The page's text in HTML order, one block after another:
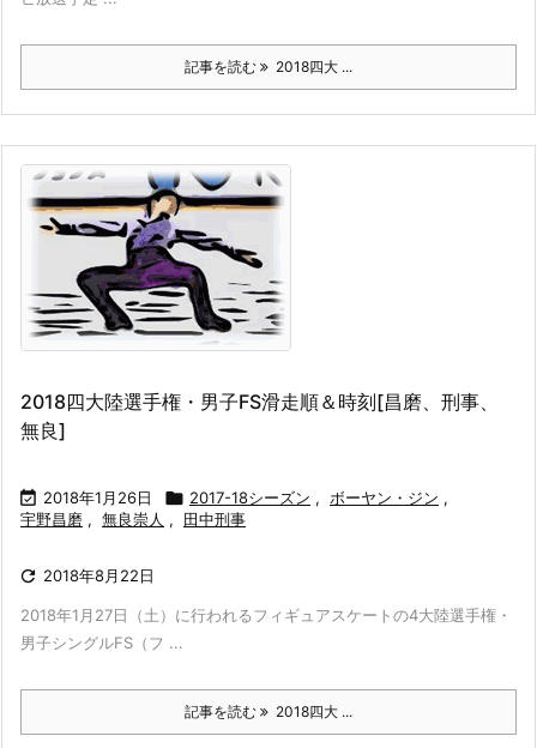
記事を読む 2018四大 ...
2018四大陸選手権・男子FS滑走順＆時刻[昌磨、刑事、
無良]
 2018年1月26日  2017-18シーズン , ボーヤン・ジン ,
宇野昌磨 , 無良崇人 , 田中刑事
 2018年8月22日
2018年1月27日（土）に行われるフィギュアスケートの4大陸選手権・
男子シングルFS（フ ...
記事を読む 2018四大 ...